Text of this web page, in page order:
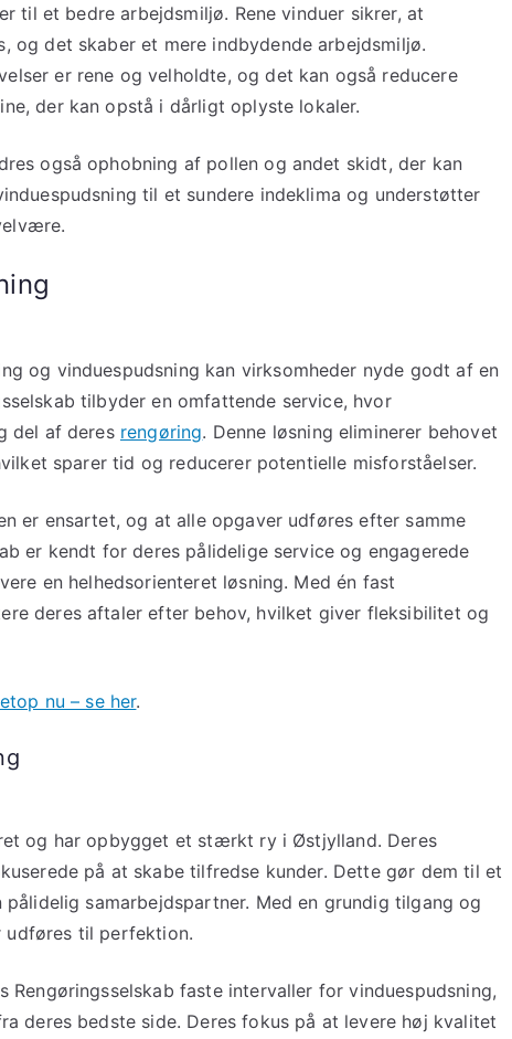
til et bedre arbejdsmiljø. Rene vinduer sikrer, at
og det skaber et mere indbydende arbejdsmiljø.
er rene og velholdte, og det kan også reducere
der kan opstå i dårligt oplyste lokaler.
også ophobning af pollen og andet skidt, der kan
til et sundere indeklima og understøtter
og vinduespudsning kan virksomheder nyde godt af en
tilbyder en omfattende service, hvor
del af deres rengøring. Denne løsning eliminerer behovet
sparer tid og reducerer potentielle misforståelser.
er ensartet, og at alle opgaver udføres efter samme
er kendt for deres pålidelige service og engagerede
en helhedsorienteret løsning. Med én fast
deres aftaler efter behov, hvilket giver fleksibilitet og
nu – se her.
og har opbygget et stærkt ry i Østjylland. Deres
på at skabe tilfredse kunder. Dette gør dem til et
samarbejdspartner. Med en grundig tilgang og
udføres til perfektion.
Rengøringsselskab faste intervaller for vinduespudsning,
deres bedste side. Deres fokus på at levere høj kvalitet